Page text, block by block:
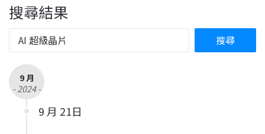
搜尋結果
9 月
- 2024 -
9 月 21日